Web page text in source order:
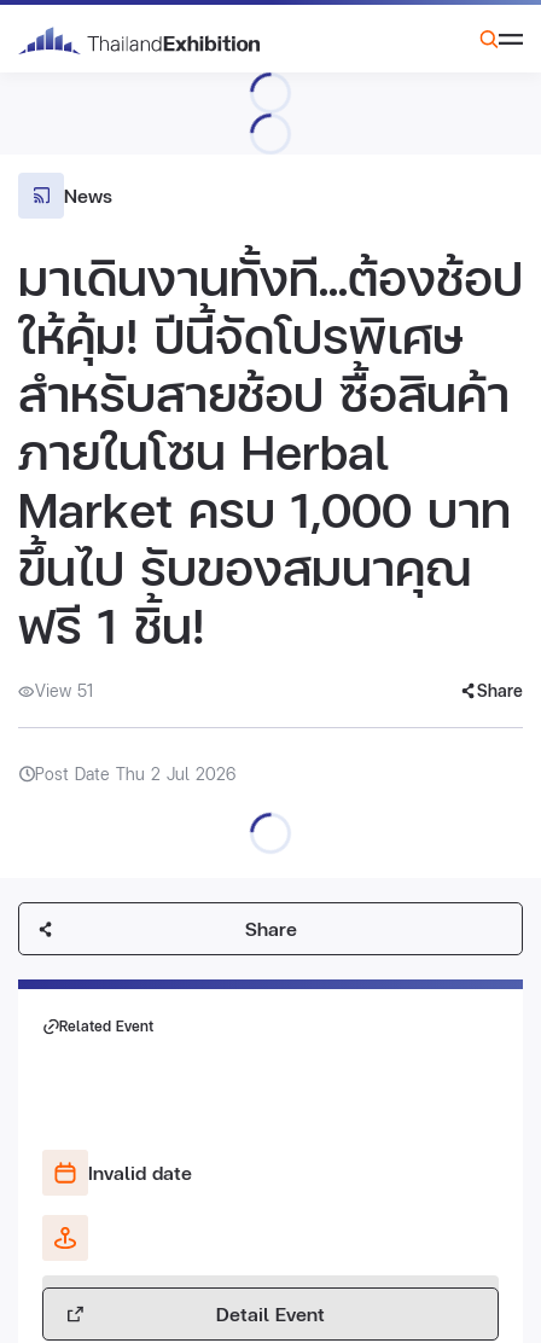
News
มาเดินงานทั้งที...ต้องช้อป
ให้คุ้ม! ปีนี้จัดโปรพิเศษ
สำหรับสายช้อป ซื้อสินค้า
ภายในโซน Herbal
Market ครบ 1,000 บาท
ขึ้นไป รับของสมนาคุณ
ฟรี 1 ชิ้น!
View 51 Share
Post Date Thu 2 Jul 2026
Share
Related Event
Invalid date
Detail Event